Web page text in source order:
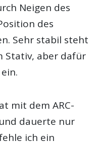
Neigen des
des
Sehr stabil steht
Stativ, aber dafür
mit dem ARC-
dauerte nur
ich ein